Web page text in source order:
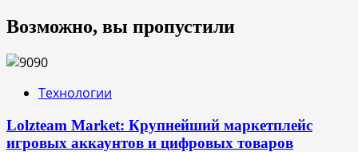
Возможно, вы пропустили
Технологии
Lolzteam Market: Крупнейший маркетплейс
игровых аккаунтов и цифровых товаров